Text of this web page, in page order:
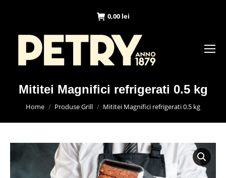
0,00 lei
Mititei Magnifici refrigerati 0.5 kg
You are here:
Home Produse Grill Mititei Magnifici refrigerati 0.5 kg